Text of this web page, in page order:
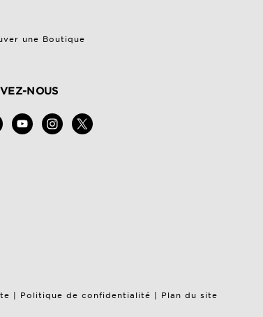
une Boutique
NOUS
| Politique de confidentialité | Plan du site